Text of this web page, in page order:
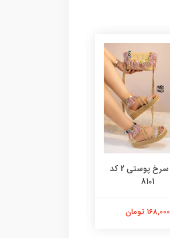
کیف سرخ پوستی 2 کد
8101
168,000 تومان